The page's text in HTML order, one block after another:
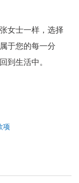
女士一样，选择
于您的每一分
到生活中。
项